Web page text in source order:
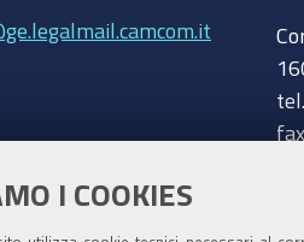
I COOKIES